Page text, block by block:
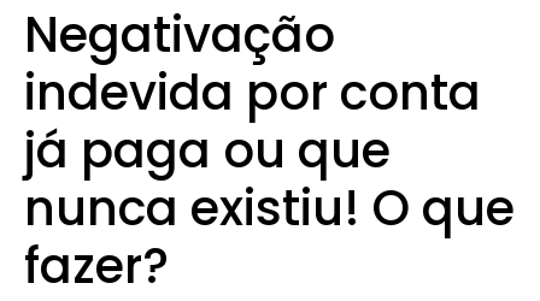
Negativação
indevida por conta
já paga ou que
nunca existiu! O que
fazer?